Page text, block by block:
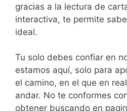
gracias a la lectura de
interactiva, te permite
ideal.
Tu solo debes confiar en
estamos aquí, solo para
el camino, en el que en
andar. No te conformes
obtener buscando en